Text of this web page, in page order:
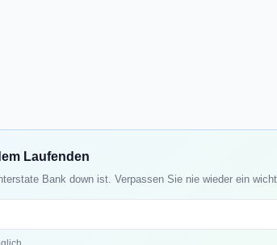
Laufenden
Bank down ist. Verpassen Sie nie wieder ein